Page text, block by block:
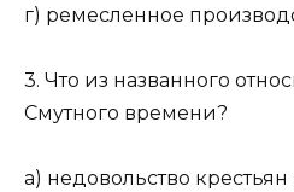
г) ремесленное
3. Что из названного
Смутного времени?
а) недовольство